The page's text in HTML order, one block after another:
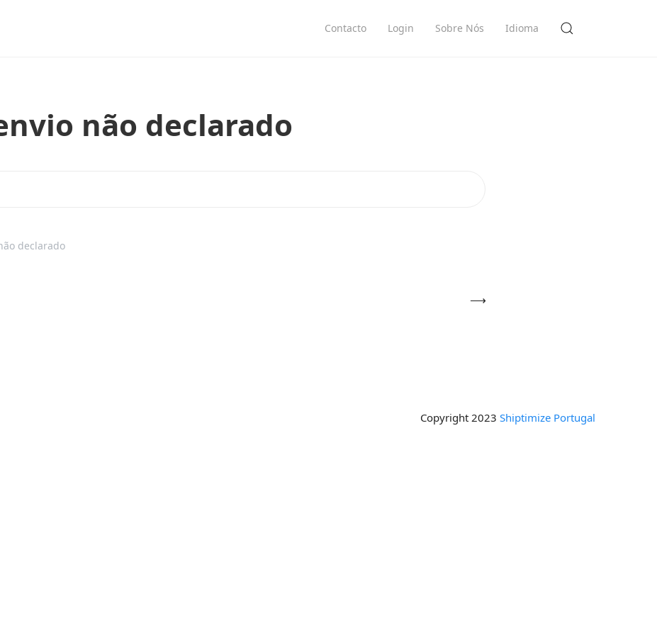
Contacto Login Sobre Nós Idioma
não declarado
declarado
Copyright 2023 Shiptimize Portugal